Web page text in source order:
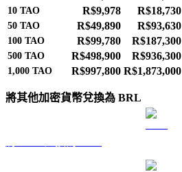
10 TAO R$9,978 R$18,730
50 TAO R$49,890 R$93,630
100 TAO R$99,780 R$187,300
500 TAO R$498,900 R$936,300
1,000 TAO R$997,800 R$1,873,000
將其他加密貨幣兌換為 BRL